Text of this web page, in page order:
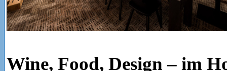
Wine, Food, Design – im